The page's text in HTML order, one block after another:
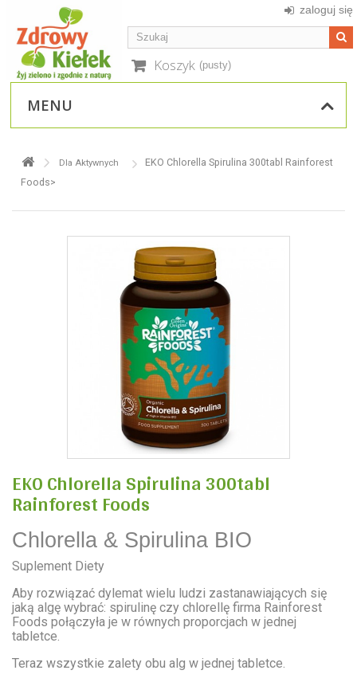
zaloguj się
Koszyk (pusty)
MENU
Dla Aktywnych
EKO Chlorella Spirulina 300tabl Rainforest
Foods>
EKO Chlorella Spirulina 300tabl
Rainforest Foods
Chlorella & Spirulina BIO
Suplement Diety
Aby rozwiązać dylemat wielu ludzi zastanawiających się
jaką algę wybrać: spirulinę czy chlorellę firma Rainforest
Foods połączyła je w równych proporcjach w jednej
tabletce.
Teraz wszystkie zalety obu alg w jednej tabletce.